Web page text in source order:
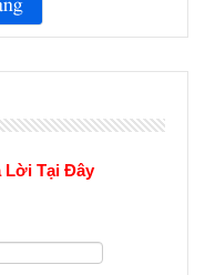
Lời Tại Đây